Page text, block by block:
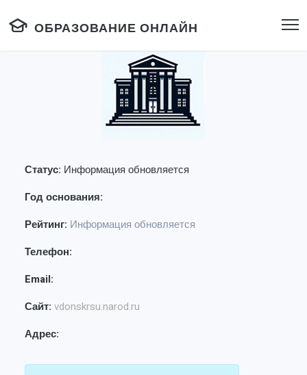
ОБРАЗОВАНИЕ ОНЛАЙН
Статус: Информация обновляется
Год основания:
Рейтинг: Информация обновляется
Телефон:
Email:
Сайт: vdonskrsu.narod.ru
Адрес: